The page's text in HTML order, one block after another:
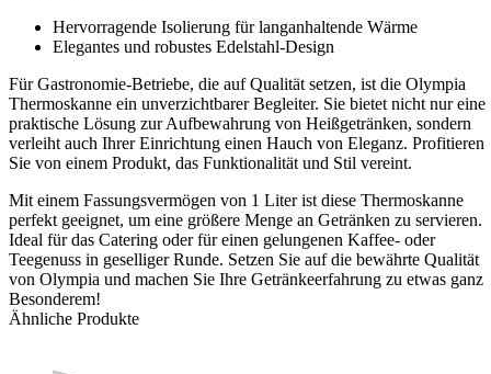
Hervorragende Isolierung für langanhaltende Wärme
Elegantes und robustes Edelstahl-Design
Für Gastronomie-Betriebe, die auf Qualität setzen, ist die Olympia
Thermoskanne ein unverzichtbarer Begleiter. Sie bietet nicht nur eine
praktische Lösung zur Aufbewahrung von Heißgetränken, sondern
verleiht auch Ihrer Einrichtung einen Hauch von Eleganz. Profitieren
Sie von einem Produkt, das Funktionalität und Stil vereint.
Mit einem Fassungsvermögen von 1 Liter ist diese Thermoskanne
perfekt geeignet, um eine größere Menge an Getränken zu servieren.
Ideal für das Catering oder für einen gelungenen Kaffee- oder
Teegenuss in geselliger Runde. Setzen Sie auf die bewährte Qualität
von Olympia und machen Sie Ihre Getränkeerfahrung zu etwas ganz
Besonderem!
Ähnliche Produkte